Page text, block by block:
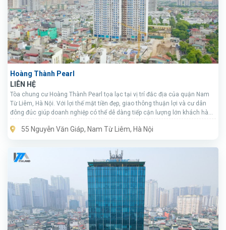
Hoàng Thành Pearl
LIÊN HỆ
Tòa chung cư Hoàng Thành Pearl tọa lạc tại vị trí đắc địa của quận Nam
Từ Liêm, Hà Nội. Với lợi thế mặt tiền đẹp, giao thông thuận lợi và cư dân
đông đúc giúp doanh nghiệp có thể dễ dàng tiếp cận lượng lớn khách hàng
55 Nguyễn Văn Giáp, Nam Từ Liêm, Hà Nội